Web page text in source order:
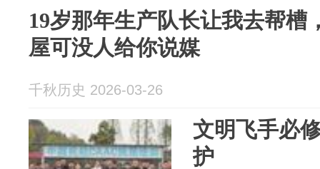
19岁那年生产队长让我去帮槽
屋可没人给你说媒
千秋历史 2026-03-26
文明飞手必
护